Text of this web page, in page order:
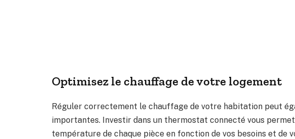
Optimisez le chauffage de votre logement
Réguler correctement le chauffage de votre habitation peut
importantes. Investir dans un thermostat connecté vous
température de chaque pièce en fonction de vos besoins et